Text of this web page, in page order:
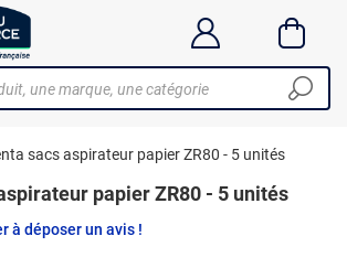
sacs aspirateur papier ZR80 - 5 unités
papier ZR80 - 5 unités
à déposer un avis !